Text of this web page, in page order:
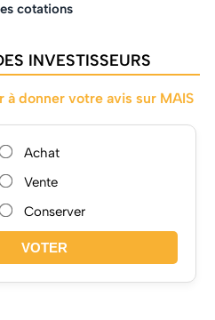
cotations
INVESTISSEURS
à donner votre avis sur MAIS
Achat
Vente
Conserver
VOTER